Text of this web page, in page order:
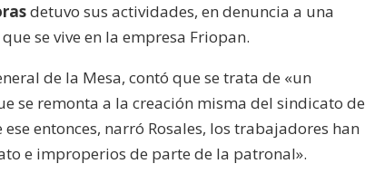
flecha
disminuir
detuvo sus actividades, en denuncia a una
se vive en la empresa Friopan.
de la Mesa, contó que se trata de «un
se remonta a la creación misma del sindicato de
entonces, narró Rosales, los trabajadores han
e improperios de parte de la patronal».